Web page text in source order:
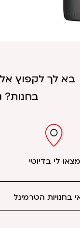
בא לך לקפוץ
בחנות?
מצאו לי בדיוטי
בחנויות הטרמינל